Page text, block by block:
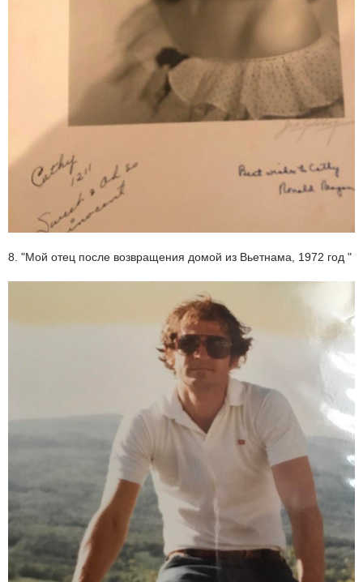
8. "Мой отец после возвращения домой из Вьетнама, 1972 год "